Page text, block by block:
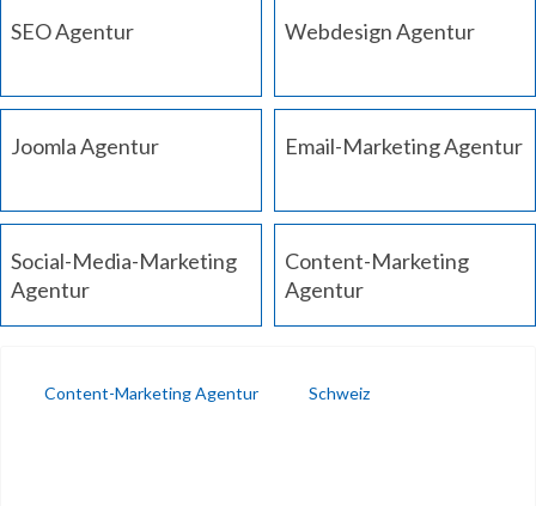
SEO Agentur Webdesign Agentur
Joomla Agentur Email-Marketing Agentur
Social-Media-Marketing
Agentur
Content-Marketing
Agentur
Content-Marketing Agentur Schweiz